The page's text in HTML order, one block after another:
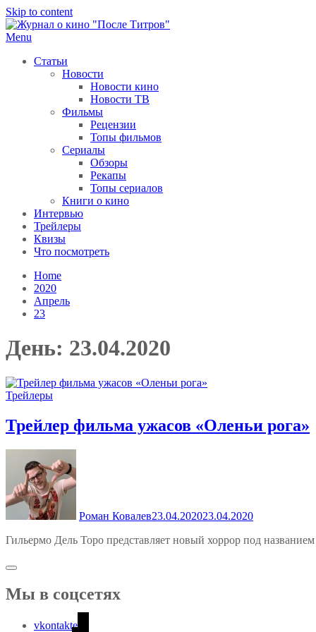
Skip to content
Menu
Статьи
Новости
Новости кино
Новости ТВ
Фильмы
Рецензии
Топы фильмов
Сериалы
Обзоры
Рекапы
Топы сериалов
Книги о кино
Интервью
Трейлеры
Квизы
Что посмотреть
Home
2020
Апрель
23
День: 23.04.2020
Трейлеры
Трейлер фильма ужасов «Оленьи рога»
Роман Ковалев23.04.202023.04.2020
Гильермо Дель Торо представляет новый хоррор под
Мы в соцсетях
vkontakte